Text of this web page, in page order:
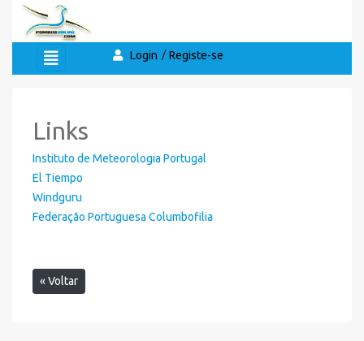
Login Registe-se
Links
Instituto de Meteorologia Portugal
El Tiempo
Windguru
Federação Portuguesa Columbofilia
« Voltar